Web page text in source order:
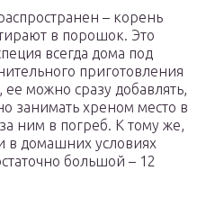
– корень
в порошок. Это
всегда дома под
приготовления
можно сразу добавлять,
занимать хреном место в
ним в погреб. К тому же,
в домашних условиях
большой – 12